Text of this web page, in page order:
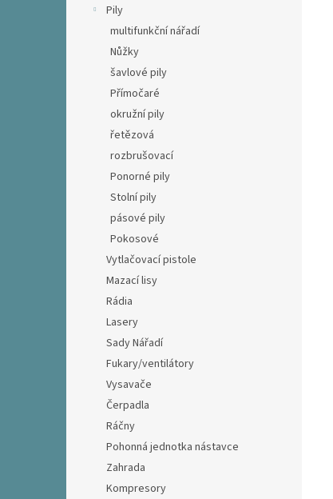
Pily
multifunkční nářadí
Nůžky
šavlové pily
Přímočaré
okružní pily
řetězová
rozbrušovací
Ponorné pily
Stolní pily
pásové pily
Pokosové
Vytlačovací pistole
Mazací lisy
Rádia
Lasery
Sady Nářadí
Fukary/ventilátory
Vysavače
Čerpadla
Ráčny
Pohonná jednotka nástavce
Zahrada
Kompresory